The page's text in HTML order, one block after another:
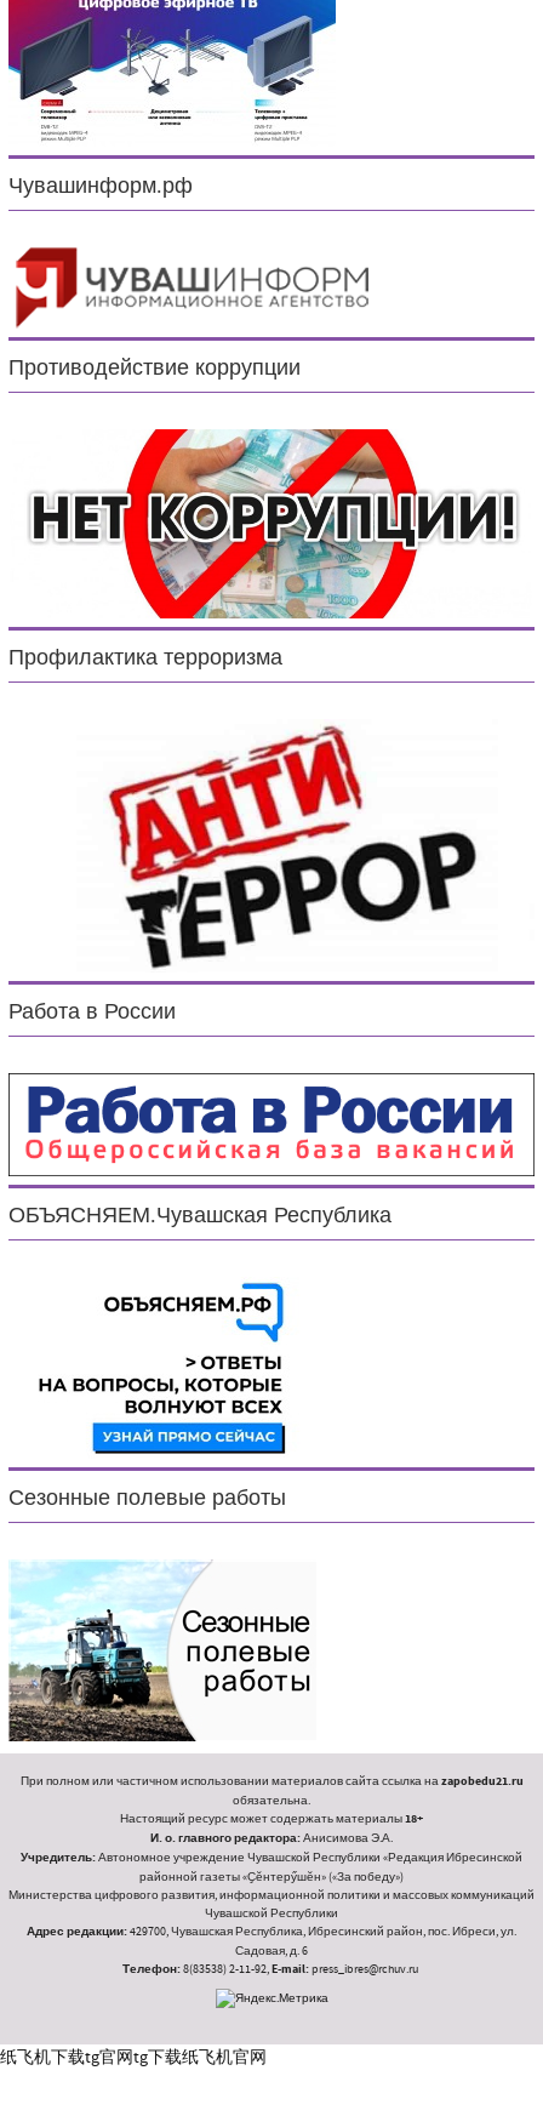
Чувашинформ.рф
Противодействие коррупции
Профилактика терроризма
Работа в России
ОБЪЯСНЯЕМ.Чувашская Республика
Сезонные полевые работы
При полном или частичном использовании материалов сайта ссылка наzapobedu21.ru
обязательна.
Настоящий ресурс может содержать материалы18+
И. о. главного редактора:Анисимова Э.А.
Учредитель:Автономное учреждение Чувашской Республики «Редакция Ибресинской
районной газеты «Ҫӗнтерӳшӗн» («За победу»)
Министерства цифрового развития, информационной политики и массовых коммуникаций
Чувашской Республики
Адрес редакции:429700, Чувашская Республика, Ибресинский район, пос. Ибреси, ул.
Садовая, д. 6
Телефон:8(83538) 2-11-92,E-mail:press_ibres@rchuv.ru
纸飞机下载tg官网tg下载纸飞机官网